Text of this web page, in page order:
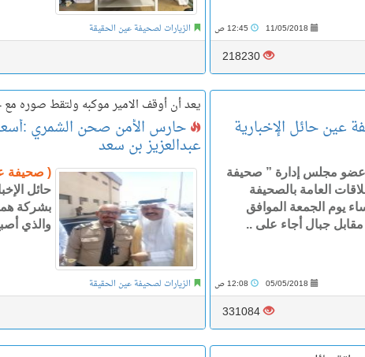
الزيارات لصحيفة عين الحقيقة 11/05/2018 12:45 ص
218230
يعد أن أوقف الامير موكبه ولتقط صوره
حارس الأمن صحن الشمري
عبدالعزيز بن سعد
( صحيفة
حائل
بشركة
والذي
الزيارات لصحيفة عين الحقيقة
عين حائل الإخبارية
عضو مجلس إدارة ” صحيفة
العامة بالصحيفة
يوم الجمعة الموافق
05/05/2018 12:08 ص
331084